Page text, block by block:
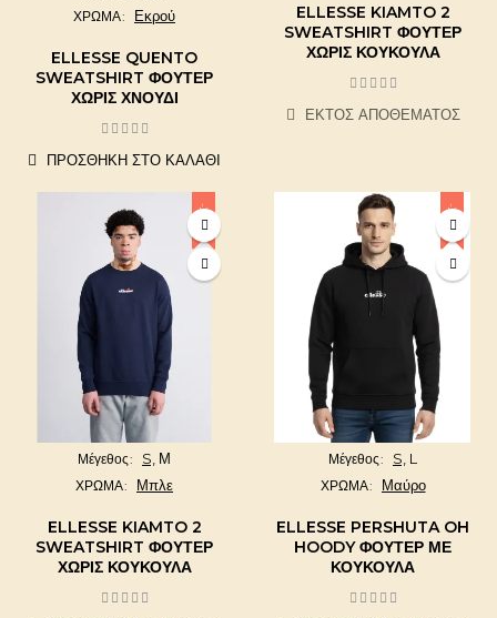
ΧΡΩΜΑ Εκρού
ELLESSE QUENTO
SWEATSHIRT ΦΟΎΤΕΡ
ΧΩΡΊΣ ΧΝΟΎΔΙ
ΠΡΟΣΘΉΚΗ ΣΤΟ ΚΑΛΆΘΙ
ELLESSE KIAMTO 2
SWEATSHIRT ΦΟΎΤΕΡ
ΧΩΡΊΣ ΚΟΥΚΟΎΛΑ
ΕΚΤΌΣ ΑΠΟΘΈΜΑΤΟΣ
-20%
Μέγεθος S, Μ
ΧΡΩΜΑ Μπλε
ELLESSE KIAMTO 2
SWEATSHIRT ΦΟΎΤΕΡ
ΧΩΡΊΣ ΚΟΥΚΟΎΛΑ
-20%
Μέγεθος S, L
ΧΡΩΜΑ Μαύρο
ELLESSE PERSHUTA OH
HOODY ΦΟΎΤΕΡ ΜΕ
ΚΟΥΚΟΎΛΑ